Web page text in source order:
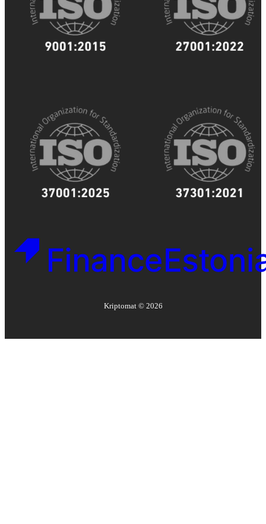
Kriptomat © 2026